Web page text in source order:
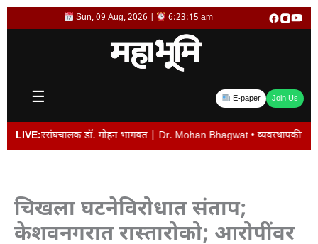
Skip
Sun, 09 Aug, 2026 | 6:23:15 am
☰ E-paper Join Us
LIVE: डॉ. मोहन भागवत | Dr. Mohan Bhagwat • व्यवस्थापकीय संचालक
चिखला घटनेविरोधात संताप;
केशवनगरात रास्तारोको; आरोपींवर